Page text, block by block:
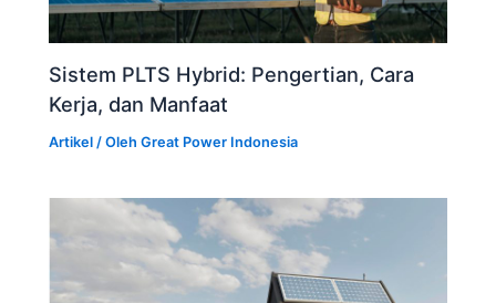
Sistem PLTS Hybrid: Pengertian, Cara
Kerja, dan Manfaat
Artikel / OlehGreat Power Indonesia